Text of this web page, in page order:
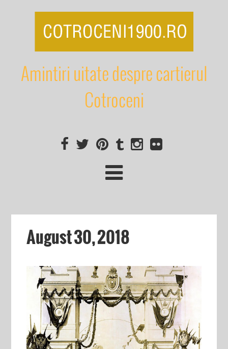
Amintiri uitate despre cartierul
Cotroceni
August 30, 2018